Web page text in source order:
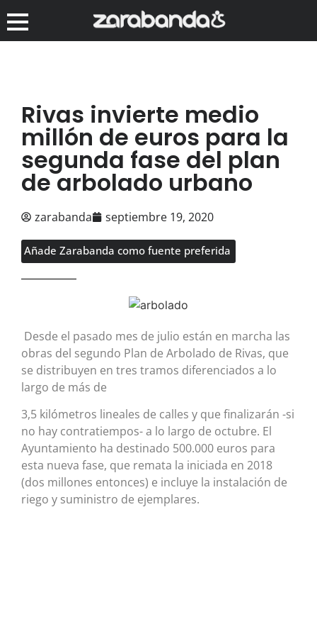
Rivas invierte medio
millón de euros para la
segunda fase del plan
de arbolado urbano
zarabanda septiembre 19, 2020
Añade Zarabanda como fuente preferida
Desde el pasado mes de julio están en marcha las
obras del segundo Plan de Arbolado de Rivas, que
se distribuyen en tres tramos diferenciados a lo
largo de más de
3,5 kilómetros lineales de calles y que finalizarán -si
no hay contratiempos- a lo largo de octubre. El
Ayuntamiento ha destinado 500.000 euros para
esta nueva fase, que remata la iniciada en 2018
(dos millones entonces) e incluye la instalación de
riego y suministro de ejemplares.